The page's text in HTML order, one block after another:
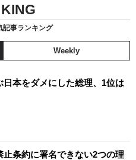
記事ランキング
Weekly
日本をダメにした総理、1位は
止条約に署名できない2つの理